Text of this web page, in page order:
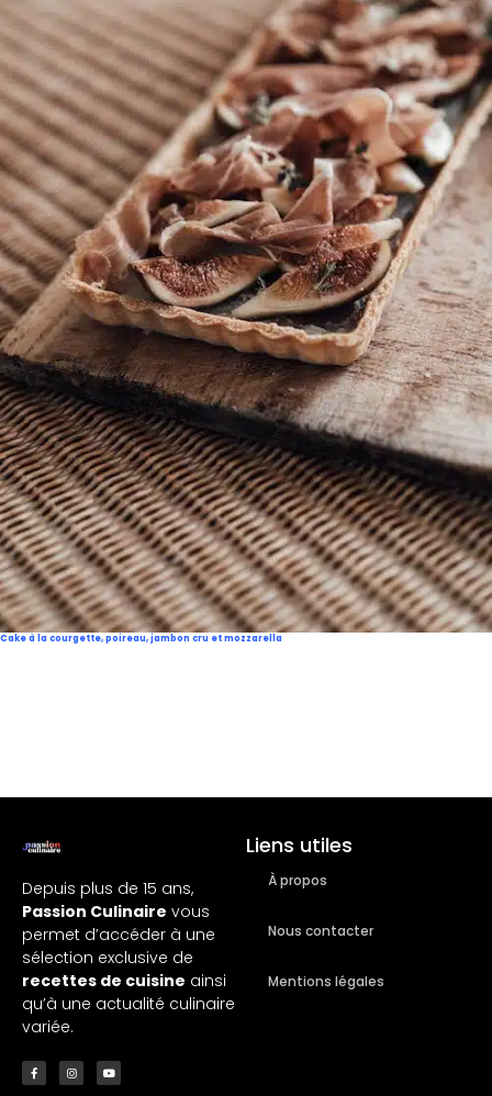
Cake à la courgette, poireau, jambon cru et mozzarella
Depuis plus de 15 ans,
Passion Culinaire vous
permet d’accéder à une
sélection exclusive de
recettes de cuisine ainsi
qu’à une actualité culinaire
variée.
Liens utiles
À propos
Nous contacter
Mentions légales